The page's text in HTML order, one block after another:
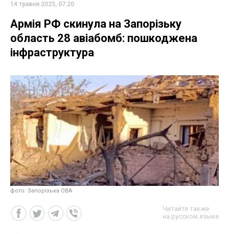
14 травня 2025, 07:20
Армія РФ скинула на Запорізьку
область 28 авіабомб: пошкоджена
інфраструктура
фото: Запорізька ОВА
Читайте также
на русском языке